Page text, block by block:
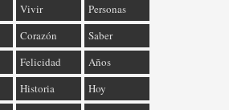
Vivir
Personas
Corazón
Saber
Felicidad
Años
Historia
Hoy